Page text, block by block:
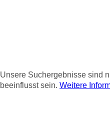
Unsere Suchergebnisse sind
beeinflusst sein. Weitere